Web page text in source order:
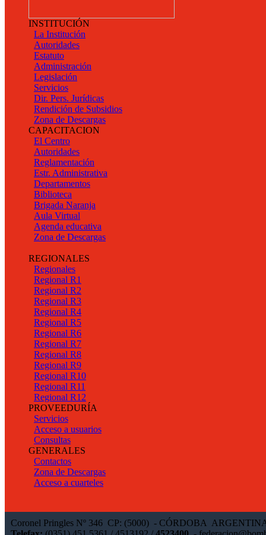
INSTITUCIÓN
La Institución
Autoridades
Estatuto
Administración
Legislación
Servicios
Dir. Pers. Jurídicas
Rendición de Subsidios
Zona de Descargas
CAPACITACION
El Centro
Autoridades
Reglamentación
Estr. Administrativa
Departamentos
Biblioteca
Brigada Naranja
Aula Virtual
Agenda educativa
Zona de Descargas
REGIONALES
Regionales
Regional R1
Regional R2
Regional R3
Regional R4
Regional R5
Regional R6
Regional R7
Regional R8
Regional R9
Regional R10
Regional R11
Regional R12
PROVEEDURÍA
Servicios
Acceso a usuarios
Consultas
GENERALES
Contactos
Zona de Descargas
Acceso a cuarteles
Coronel Pringles Nº 346 CP: (5000) - CÓRDOBA